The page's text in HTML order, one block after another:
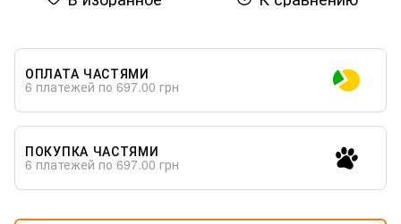
ОПЛАТА ЧАСТЯМИ
6 платежей по 697.00 грн
ПОКУПКА ЧАСТЯМИ
6 платежей по 697.00 грн